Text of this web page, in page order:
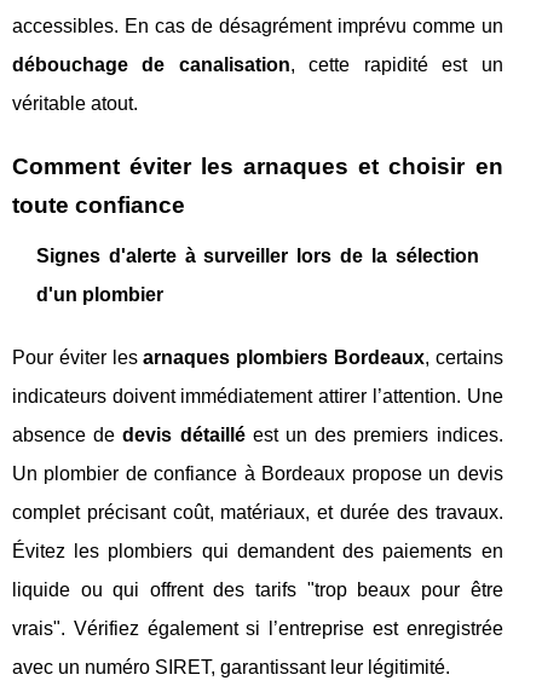
accessibles. En cas de désagrément imprévu comme un
débouchage de canalisation, cette rapidité est un
véritable atout.
Comment éviter les arnaques et choisir en
toute confiance
Signes d'alerte à surveiller lors de la sélection
d'un plombier
Pour éviter lesarnaques plombiers Bordeaux, certains
indicateurs doivent immédiatement attirer l’attention. Une
absence dedevis détailléest un des premiers indices.
Un plombier de confiance à Bordeaux propose un devis
complet précisant coût, matériaux, et durée des travaux.
Évitez les plombiers qui demandent des paiements en
liquide ou qui offrent des tarifs "trop beaux pour être
vrais". Vérifiez également si l’entreprise est enregistrée
avec un numéro SIRET, garantissant leur légitimité.